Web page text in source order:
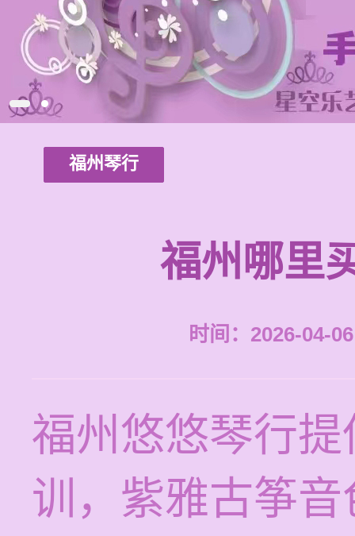
福州琴行
福州哪里
时间：2026-04-
福州悠悠琴行
训，紫雅古筝